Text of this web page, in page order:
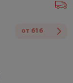
от 616